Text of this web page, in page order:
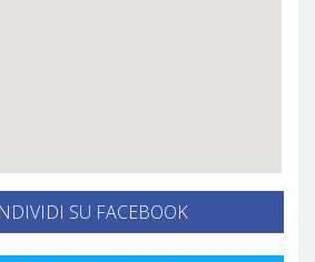
SU FACEBOOK